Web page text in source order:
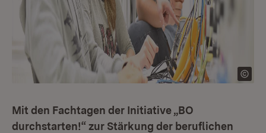
Mit den Fachtagen der Initiative „BO
durchstarten!“ zur Stärkung der beruflichen